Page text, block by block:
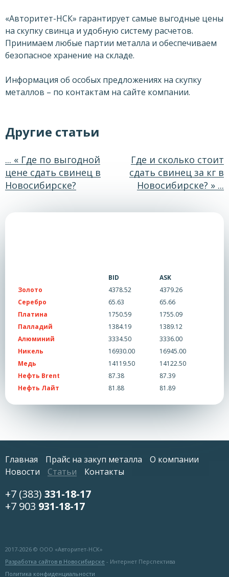
«Авторитет-НСК» гарантирует самые выгодные цены
на скупку свинца и удобную систему расчетов.
Принимаем любые партии металла и обеспечиваем
безопасное хранение на складе.
Информация об особых предложениях на скупку
металлов – по контактам на сайте компании.
Другие статьи
... « Где по выгодной
цене сдать свинец в
Новосибирске?
Где и сколько стоит
сдать свинец за кг в
Новосибирске? » ...
BID
ASK
Золото
4378.52
4379.26
Серебро
65.63
65.66
Платина
1750.59
1755.09
Палладий
1384.19
1389.12
Алюминий
3334.50
3336.00
Никель
16930.00
16945.00
Медь
14119.50
14122.50
Нефть Brent
87.38
87.39
Нефть Лайт
81.88 81.89
Главная Прайс на закуп металла
О компании
Новости
Статьи Контакты
+7 (383) 331-18-17
+7 903 931-18-17
2017-2026 © ООО «Авторитет-НСК»
Разработка сайтов в Новосибирске - Интернет Перспектива
Политика конфиденциальности